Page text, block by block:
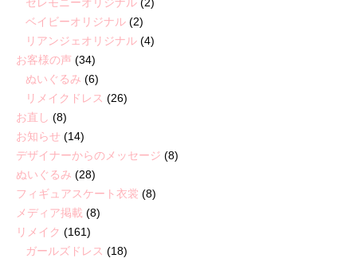
ベイビーオリジナル (2)
リアンジェオリジナル (4)
お客様の声 (34)
ぬいぐるみ (6)
リメイクドレス (26)
お直し (8)
お知らせ (14)
デザイナーからのメッセージ (8)
ぬいぐるみ (28)
フィギュアスケート衣裳 (8)
メディア掲載 (8)
リメイク (161)
ガールズドレス (18)